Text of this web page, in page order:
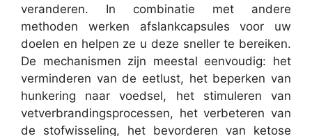
veranderen. In combinatie met andere
methoden werken afslankcapsules voor uw
doelen en helpen ze u deze sneller te bereiken.
De mechanismen zijn meestal eenvoudig: het
verminderen van de eetlust, het beperken van
hunkering naar voedsel, het stimuleren van
vetverbrandingsprocessen, het verbeteren van
de stofwisseling, het bevorderen van ketose